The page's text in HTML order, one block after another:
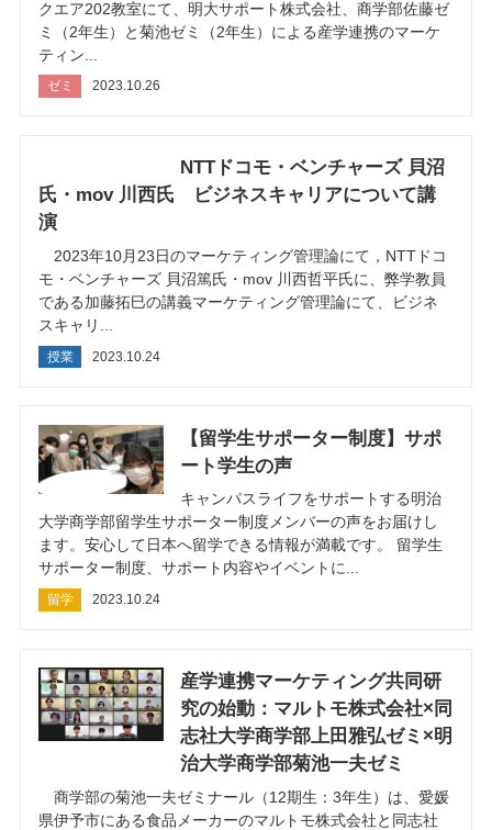
クエア202教室にて、明大サポート株式会社、商学部佐藤ゼ
ミ（2年生）と菊池ゼミ（2年生）による産学連携のマーケ
ティン...
ゼミ 2023.10.26
NTTドコモ・ベンチャーズ 貝沼
氏・mov 川西氏 ビジネスキャリアについて講
演
2023年10月23日のマーケティング管理論にて，NTTドコ
モ・ベンチャーズ 貝沼篤氏・mov 川西哲平氏に、弊学教員
である加藤拓巳の講義マーケティング管理論にて、ビジネ
スキャリ...
授業 2023.10.24
【留学生サポーター制度】サポ
ート学生の声
キャンパスライフをサポートする明治
大学商学部留学生サポーター制度メンバーの声をお届けし
ます。安心して日本へ留学できる情報が満載です。 留学生
サポーター制度、サポート内容やイベントに...
留学 2023.10.24
産学連携マーケティング共同研
究の始動：マルトモ株式会社×同
志社大学商学部上田雅弘ゼミ×明
治大学商学部菊池一夫ゼミ
商学部の菊池一夫ゼミナール（12期生：3年生）は、愛媛
県伊予市にある食品メーカーのマルトモ株式会社と同志社